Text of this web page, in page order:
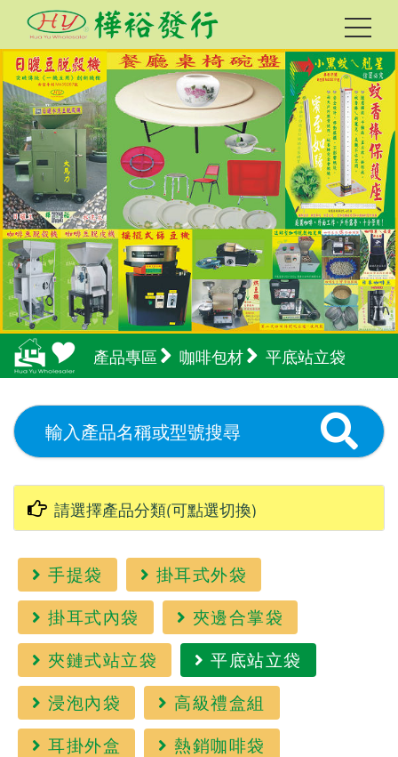
產品專區 咖啡包材 平底站立袋
手提袋
掛耳式外袋
掛耳式內袋
夾邊合掌袋
夾鏈式站立袋
平底站立袋
浸泡內袋
高級禮盒組
耳掛外盒
熱銷咖啡袋